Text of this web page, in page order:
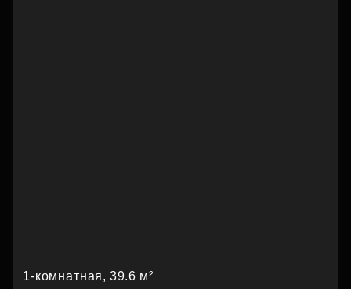
1-комнатная, 39.6 м²